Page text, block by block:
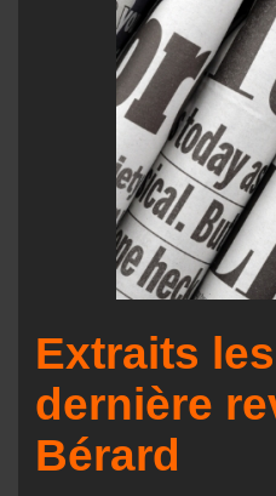
Extraits
dernière
Bérard